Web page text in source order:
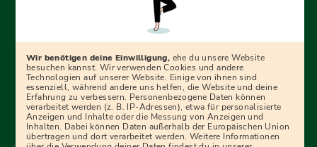
Erfolgreich bewerben mit Ausbildungspark: Wir
begleiten dich Schritt für Schritt bei deinem Start in den
Ratgebern und Prüfungspaketen, interaktiven
Videokursen und vielem mehr. Für alle, die was werden
wollen!
Wir benötigen deine Einwilligung, ehe du unsere Website
besuchen kannst. Wir verwenden Cookies und andere
Technologien auf unserer Website. Einige von ihnen sind
essenziell, während andere uns helfen, die Website und deine
Erfahrung zu verbessern. Personenbezogene Daten können
verarbeitet werden (z. B. IP-Adressen), etwa für personalisierte
Anzeigen und Inhalte oder die Messung von Anzeigen und
Inhalten. Dabei können Daten außerhalb der Europäischen Union
übertragen und dort verarbeitet werden. Weitere Informationen